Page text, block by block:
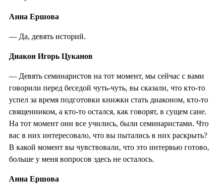
Анна Ершова
— Да, девять историй.
Диакон Игорь Цуканов
— Девять семинаристов на тот момент, мы сейчас с вами
говорили перед беседой чуть-чуть, вы сказали, что кто-то
успел за время подготовки книжки стать диаконом, кто-то
священником, а кто-то остался, как говорят, в сущем сане.
На тот момент они все учились, были семинаристами. Что
вас в них интересовало, что вы пытались в них раскрыть?
В какой момент вы чувствовали, что это интервью готово,
больше у меня вопросов здесь не осталось.
Анна Ершова